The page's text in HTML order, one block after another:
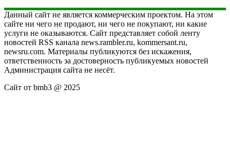
Данный сайт не является коммерческим проектом. На этом
сайте ни чего не продают, ни чего не покупают, ни какие
услуги не оказываются. Сайт представляет собой ленту
новостей RSS канала news.rambler.ru, kommersant.ru,
newsru.com. Материалы публикуются без искажения,
ответственность за достоверность публикуемых новостей
Администрация сайта не несёт.
Сайт от bmb3 @ 2025